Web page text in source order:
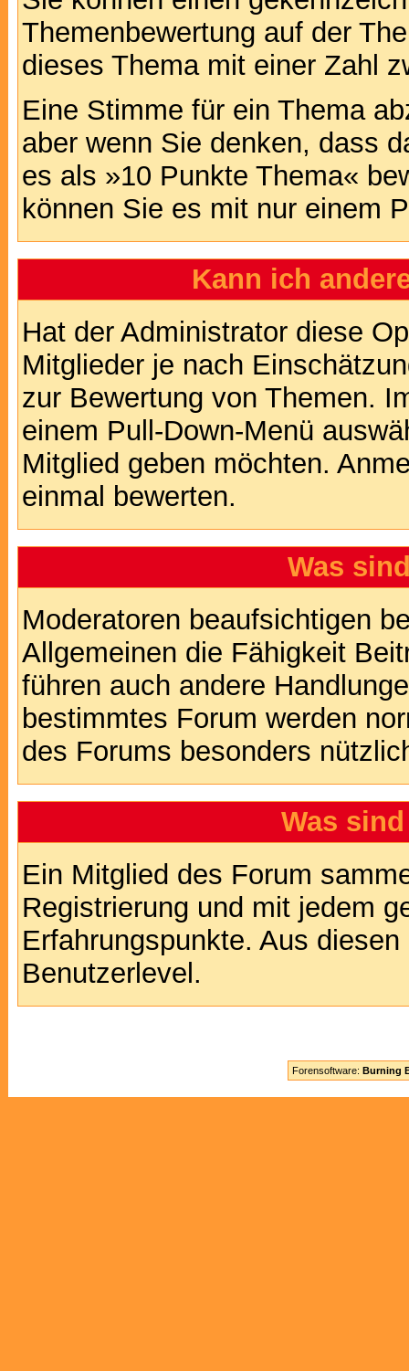
Themenbewertung auf der
dieses Thema mit einer Zahl
Eine Stimme für ein Thema
aber wenn Sie denken, dass
es als »10 Punkte Thema«
können Sie es mit nur einem
Kann ich
Hat der Administrator diese
Mitglieder je nach
zur Bewertung von Themen.
einem Pull-Down-Menü
Mitglied geben möchten.
einmal bewerten.
Was
Moderatoren beaufsichtigen
Allgemeinen die Fähigkeit
führen auch andere
bestimmtes Forum werden
des Forums besonders
Was
Ein Mitglied des Forum
Registrierung und mit jedem
Erfahrungspunkte. Aus
Benutzerlevel.
Forensoftware: Burning